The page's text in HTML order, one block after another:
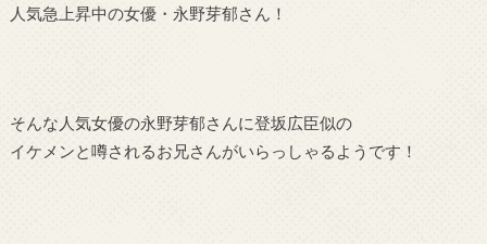
人気急上昇中の女優・永野芽郁さん！
そんな人気女優の永野芽郁さんに登坂広臣似の
イケメンと噂されるお兄さんがいらっしゃるようです！